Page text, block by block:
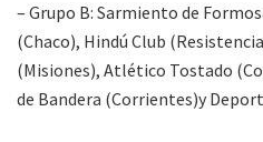
– Grupo B: Sarmiento de
(Chaco), Hindú Club
(Misiones), Atlético Tostado
de Bandera (Corrientes)y